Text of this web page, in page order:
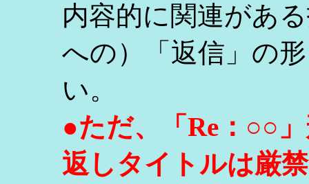
内容的に関連があ
への）「返信」の
い。
●ただ、「Re：○○
返しタイトルは厳